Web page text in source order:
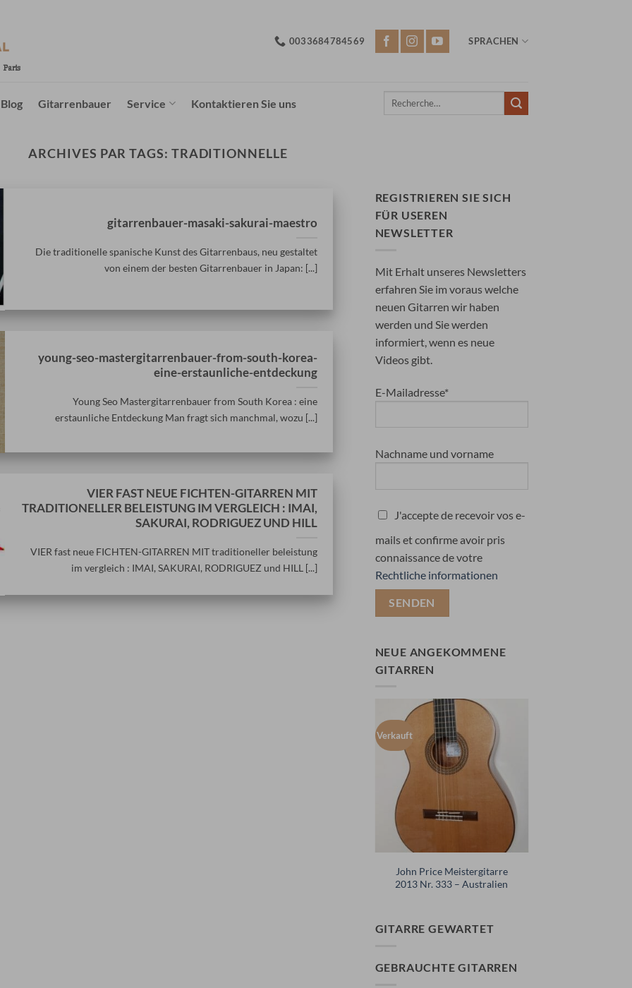
0033684784569 SPRACHEN
Blog Gitarrenbauer Service Kontaktieren Sie uns
Recherche
ARCHIVES PAR TAGS: TRADITIONNELLE
gitarrenbauer-masaki-sakurai-maestro
Die traditionelle spanische Kunst des Gitarrenbaus, neu gestaltet
von einem der besten Gitarrenbauer in Japan: [...]
young-seo-mastergitarrenbauer-from-south-korea-
eine-erstaunliche-entdeckung
Young Seo Mastergitarrenbauer from South Korea : eine
erstaunliche Entdeckung Man fragt sich manchmal, wozu [...]
VIER FAST NEUE FICHTEN-GITARREN MIT
TRADITIONELLER BELEISTUNG IM VERGLEICH : IMAI,
SAKURAI, RODRIGUEZ UND HILL
VIER fast neue FICHTEN-GITARREN MIT traditioneller beleistung
im vergleich : IMAI, SAKURAI, RODRIGUEZ und HILL [...]
REGISTRIEREN SIE SICH
FÜR USEREN
NEWSLETTER
Mit Erhalt unseres Newsletters
erfahren Sie im voraus welche
neuen Gitarren wir haben
werden und Sie werden
informiert, wenn es neue
Videos gibt.
E-Mailadresse*
Nachname und vorname
J'accepte de recevoir vos e-
mails et confirme avoir pris
connaissance de votre
Rechtliche informationen
NEUE ANGEKOMMENE
GITARREN
Verkauft
John Price Meistergitarre
2013 Nr. 333 – Australien
GITARRE GEWARTET
GEBRAUCHTE GITARREN